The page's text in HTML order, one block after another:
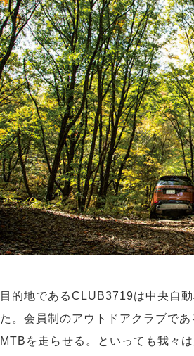
目的地であるCLUB3719は中央自
た。会員制のアウトドアクラブで
MTBを走らせる。といっても我々